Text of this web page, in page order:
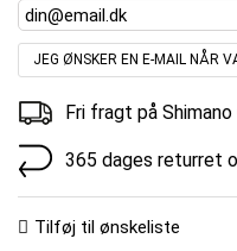
JEG ØNSKER EN E-MAIL NÅR
Fri fragt på
365 dages returret
Tilføj til ønskeliste